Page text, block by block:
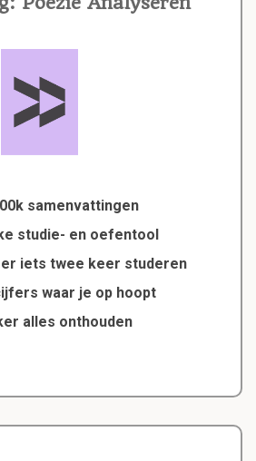
samenvattingen
studie- en oefentool
iets twee keer studeren
waar je op hoopt
alles onthouden